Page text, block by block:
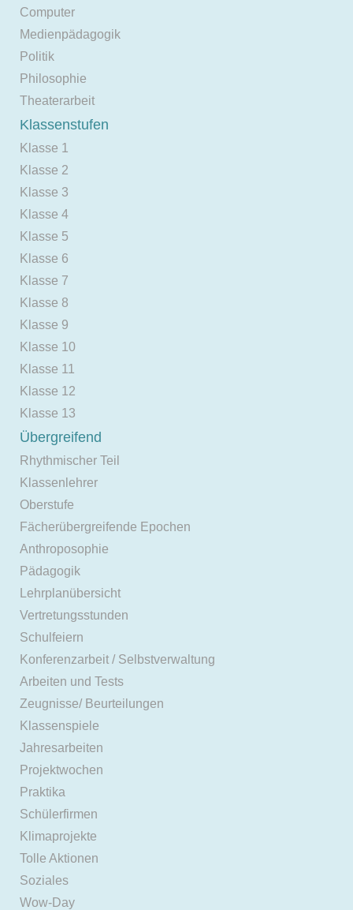
Computer
Medienpädagogik
Politik
Philosophie
Theaterarbeit
Klassenstufen
Klasse 1
Klasse 2
Klasse 3
Klasse 4
Klasse 5
Klasse 6
Klasse 7
Klasse 8
Klasse 9
Klasse 10
Klasse 11
Klasse 12
Klasse 13
Übergreifend
Rhythmischer Teil
Klassenlehrer
Oberstufe
Fächerübergreifende Epochen
Anthroposophie
Pädagogik
Lehrplanübersicht
Vertretungsstunden
Schulfeiern
Konferenzarbeit / Selbstverwaltung
Arbeiten und Tests
Zeugnisse/ Beurteilungen
Klassenspiele
Jahresarbeiten
Projektwochen
Praktika
Schülerfirmen
Klimaprojekte
Tolle Aktionen
Soziales
Wow-Day